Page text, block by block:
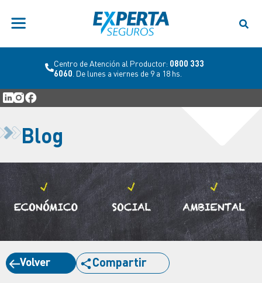
Centro de Atención al Productor: 0800 333
6060 . De lunes a viernes de 9 a 18 hs.
Blog
Volver Compartir